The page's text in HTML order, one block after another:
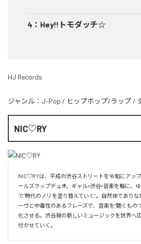
4 ： Hey!!トモダッチ☆
HJ Records
ジャンル： J-Pop / ヒップホップ/ラップ /
NIC♡RY
NIC♡RYは、平成の渋谷ストリートを令和にアッ
ールズラップデュオ。ギャル×渋谷×音楽を軸に、
で“時代のノリを塗り替えていく”。自然体であり
ーヴと中毒性のあるフレーズで、音楽を“聴くもの”
化させる。渋谷発の新しいミュージックを世界へ
付かせていく。